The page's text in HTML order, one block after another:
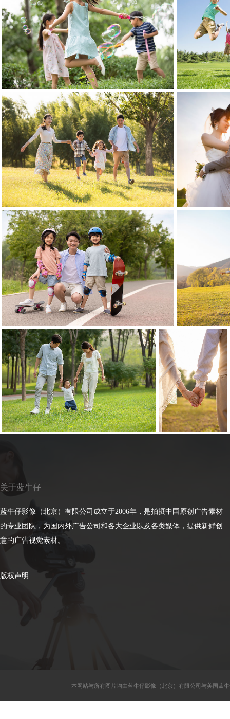
关于蓝牛仔
蓝牛仔影像（北京）有限公司成立于2006年，是拍摄中国原创广告素材
的专业团队，为国内外广告公司和各大企业以及各类媒体，提供新鲜创
意的广告视觉素材。
版权声明
本网站与所有图片均由蓝牛仔影像（北京）有限公司与美国蓝